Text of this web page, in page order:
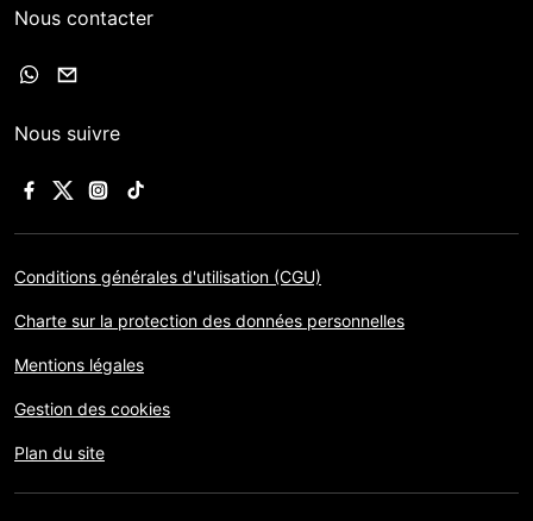
Nous contacter
Nous suivre
Conditions générales d'utilisation (CGU)
Charte sur la protection des données personnelles
Mentions légales
Gestion des cookies
Plan du site